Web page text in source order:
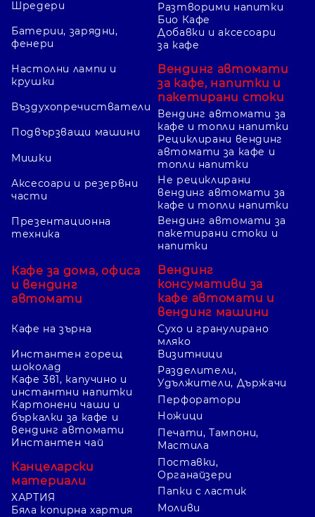
Шредери
Батерии, зарядни,
фенери
Настолни лампи и
крушки
Въздухопречистватели
Подвързващи машини
Мишки
Аксесоари и резервни
части
Презентационна
техника
Кафе за дома, офиса
и вендинг
автомати
Кафе на зърна
Разтворими напитки
Био Кафе
Добавки и аксесоари
за кафе
Вендинг автомати
за кафе, напитки и
пакетирани стоки
Вендинг автомати за
кафе и топли напитки
Рециклирани вендинг
автомати за кафе и
топли напитки
Не рециклирани
вендинг автомати за
кафе и топли напитки
Вендинг автомати за
пакетирани стоки и
напитки
Вендинг
консумативи за
кафе автомати и
вендинг машини
Сухо и гранулирано
мляко
Инстантен горещ
шоколад
Кафе 3в1, капучино и
инстантни напитки
Картонени чаши и
бъркалки за кафе и
вендинг автомати
Инстантен чай
Канцеларски
материали
ХАРТИЯ
Бяла копирна хартия
Визитници
Разделители,
Удължители, Държачи
Перфоратори
Ножици
Печати, Тампони,
Мастила
Поставки,
Органайзери
Папки с ластик
Моливи